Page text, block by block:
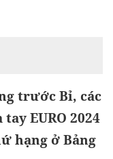
trước Bỉ, các
EURO 2024
hạng ở Bảng